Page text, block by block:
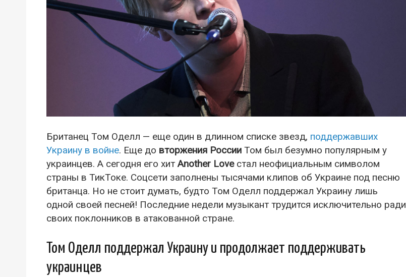
Британец Том Оделл — еще один в длинном списке звезд, поддержавших
Украину в войне. Еще до вторжения России Том был безумно популярным у
украинцев. А сегодня его хитAnother Loveстал неофициальным символом
страны в ТикТоке. Соцсети заполнены тысячами клипов об Украине под песню
британца. Но не стоит думать, будто Том Оделл поддержал Украину лишь
одной своей песней! Последние недели музыкант трудится исключительно ради
своих поклонников в атакованной стране.
Том Оделл поддержал Украину и продолжает поддерживать
украинцев